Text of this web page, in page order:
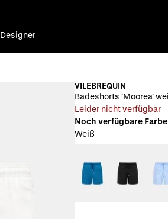
Designer
VILEBREQUIN
Badeshorts 'Moorea'
Leider nicht verfügbar
Noch verfügbare
Weiß